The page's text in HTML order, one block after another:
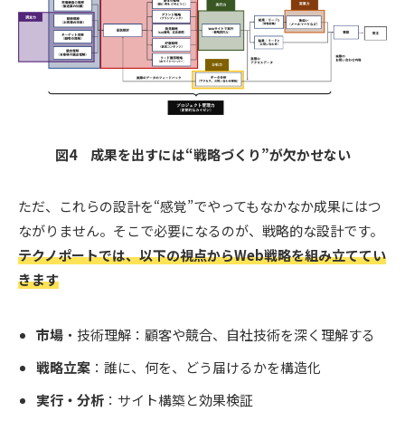
図4 成果を出すには“戦略づくり”が欠かせない
ただ、これらの設計を“感覚”でやってもなかなか成果にはつ
ながりません。そこで必要になるのが、戦略的な設計です。
テクノポートでは、以下の視点からWeb戦略を組み立ててい
きます
市場・技術理解：顧客や競合、自社技術を深く理解する
戦略立案：誰に、何を、どう届けるかを構造化
実行・分析：サイト構築と効果検証